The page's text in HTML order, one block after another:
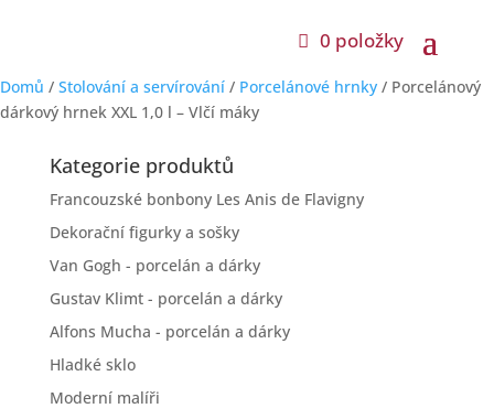
0 položky
Domů / Stolování a servírování / Porcelánové hrnky / Porcelánový
dárkový hrnek XXL 1,0 l – Vlčí máky
Kategorie produktů
Francouzské bonbony Les Anis de Flavigny
Dekorační figurky a sošky
Van Gogh - porcelán a dárky
Gustav Klimt - porcelán a dárky
Alfons Mucha - porcelán a dárky
Hladké sklo
Moderní malíři